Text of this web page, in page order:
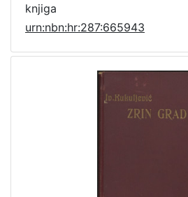
knjiga
urn:nbn:hr:287:665943